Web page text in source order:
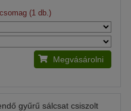
(1 db.)
Megvásárolni
gyűrű sálcsat csiszolt